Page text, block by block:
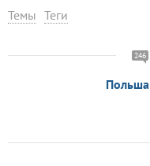
Темы Теги
246
Польша